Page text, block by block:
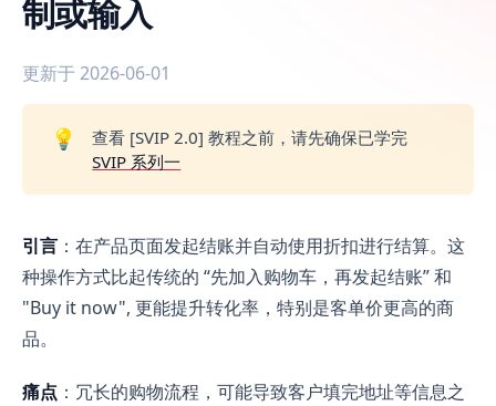
制或输入
更新于 2026-06-01
💡
查看 [SVIP 2.0] 教程之前，请先确保已学完
SVIP 系列一
引言 ：在产品页面发起结账并自动使用折扣进行结算。这
种操作方式比起传统的 “先加入购物车，再发起结账” 和
"Buy it now", 更能提升转化率，特别是客单价更高的商
品。
痛点 ：冗长的购物流程，可能导致客户填完地址等信息之